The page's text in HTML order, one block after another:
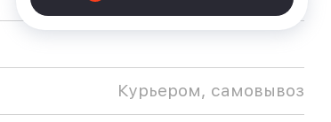
Курьером, самовывоз